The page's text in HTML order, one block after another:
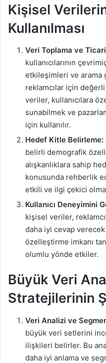
Kişisel
Kullanılması
Veri Toplama ve
kullanıcılarının
etkileşimleri ve arama
reklamcılar için
veriler, kullanıcılara
sunabilmek ve
için kullanılır.
Hedef Kitle Belirleme:
belirli demografik
alışkanlıklara sahip
konusunda rehberlik
etkili ve ilgi çekici
Kullanıcı Deneyimini
kişisel veriler,
daha iyi cevap
özelleştirme imkanı
olumlu yönde etkiler.
Büyük Veri
Stratejilerinin
Veri Analizi ve
büyük veri setlerini
ilişkileri belirler. Bu
daha iyi anlama ve